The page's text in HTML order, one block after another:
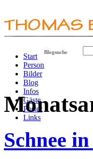
Start
Person
Bilder
Blog
Infos
Gäste
Poster
Links
Blogsuche
Schnee